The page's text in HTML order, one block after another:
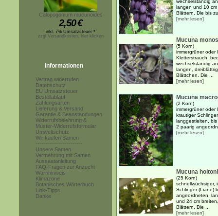
Calopogonium mucunoides
2,50€
inkl. 7% Umsatzsteuer *
zzgl.Versandkosten, hier klicken
Informationen
Vertrag widerrufen
Datenschutz
EU Umsatzsteuer
Bestellablauf
Zahlungsarten
Lieferung & Versand
Garantie & Beanstandungen
Widerrufsbelehrung &
Muster-Widerrufsformular
Umweltschutz
Wir kaufen Samen
------------------------
Unsere Samen
Vermehrung mit Samen
Aussaatanleitung
FAQ-Fragen zur Anzucht
Warnhinweis
Klimazone
Botanisches Wörterbuch
Link-Tipps
Danke
wechselständig
langen und 10
Blättern. Die bis
[mehr lesen]
Mucuna
(5 Korn)
immergrüner oder
Kletterstrauch,
wechselständig
langen,
Blättchen. Die ...
[mehr lesen]
Mucuna
(2 Korn)
immergrüner oder
krautiger
langgestielten,
2 paarig
[mehr lesen]
Mucuna
(25 Korn)
schnellwüchsiger,
Schlinger (Liane)
angeordneten,
und 24 cm
Blättern. Die ...
[mehr lesen]